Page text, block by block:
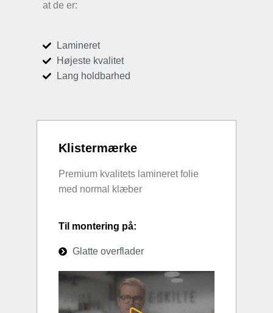
at de er:
Lamineret
Højeste kvalitet
Lang holdbarhed
Klistermærke
Premium kvalitets lamineret folie
med normal klæber
Til montering på:
Glatte overflader